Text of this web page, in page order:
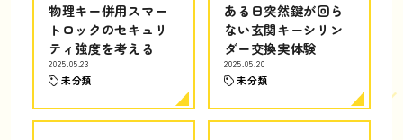
物理キー併用スマー
トロックのセキュリ
ティ強度を考える
2025.05.23
未分類
ある日突然鍵が回ら
ない玄関キーシリン
ダー交換実体験
2025.05.20
未分類